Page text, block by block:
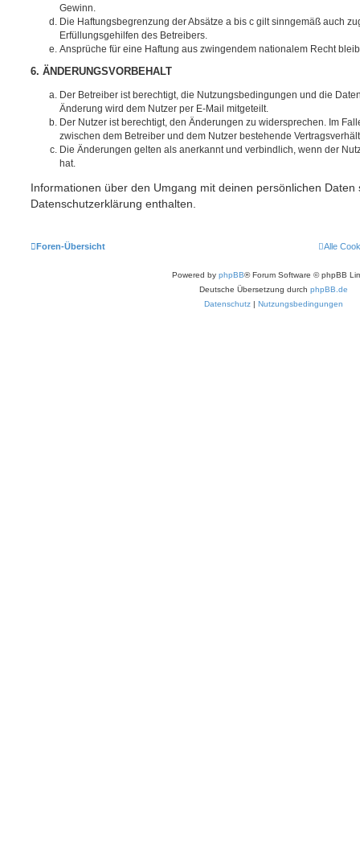
Gewinn.
Die Haftungsbegrenzung der Absätze a bis c gilt sinngemäß auch
Erfüllungsgehilfen des Betreibers.
Ansprüche für eine Haftung aus zwingendem nationalem Recht
6. ÄNDERUNGSVORBEHALT
Der Betreiber ist berechtigt, die Nutzungsbedingungen und die
Änderung wird dem Nutzer per E-Mail mitgeteilt.
Der Nutzer ist berechtigt, den Änderungen zu widersprechen. Im
zwischen dem Betreiber und dem Nutzer bestehende
Die Änderungen gelten als anerkannt und verbindlich, wenn der
hat.
Informationen über den Umgang mit deinen persönlichen Daten
Datenschutzerklärung enthalten.
Foren-Übersicht Alle
Powered by phpBB® Forum Software © phpBB
Deutsche Übersetzung durch phpBB.de
Datenschutz | Nutzungsbedingungen